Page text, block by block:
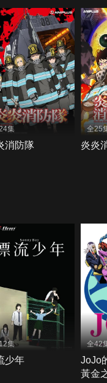
集
消防隊
全25
炎炎
集
少年
全42
JoJo
黃金